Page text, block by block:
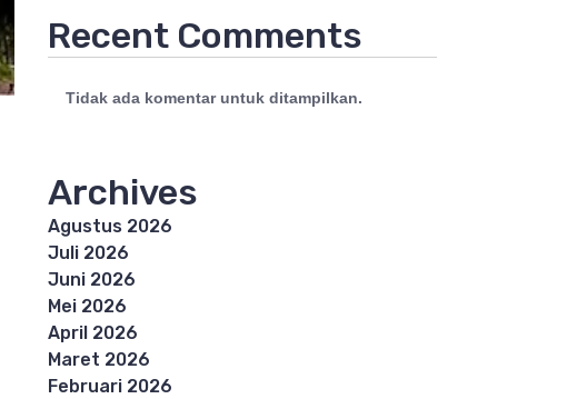
Recent Comments
Tidak ada komentar untuk ditampilkan.
Archives
Agustus 2026
Juli 2026
Juni 2026
Mei 2026
April 2026
Maret 2026
Februari 2026